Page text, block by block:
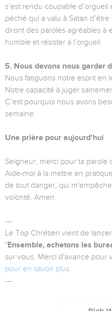
s’est rendu coupable d’orgueil
péché qui a valu à Satan
diront des paroles agréables à
humble et résister à l’orgueil.
5. Nous devons nous garder
Nous fatiguons notre esprit en
Notre capacité à juger
C’est pourquoi nous avons
semaine.
Une prière pour aujourd'hui
Seigneur, merci pour ta parole
Aide-moi à la mettre en
de tout danger, qui
volonté. Amen.
---
Le Top Chrétien vient de
"Ensemble, achetons les
sur vous. Merci d'avance pour
pour en savoir plus.
---